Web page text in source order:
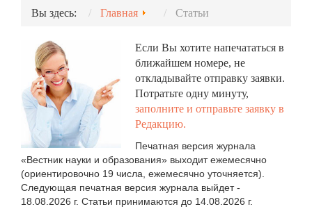
Вы здесь: Главная Статьи
Если Вы хотите напечататься в
ближайшем номере, не
откладывайте отправку заявки.
Потратьте одну минуту,
заполните и отправьте заявку в
Редакцию.
Печатная версия журнала
«Вестник науки и образования» выходит ежемесячно
(ориентировочно 19 числа, ежемесячно уточняется).
Следующая печатная версия журнала выйдет -
18.08.2026 г. Статьи принимаются до 14.08.2026 г.